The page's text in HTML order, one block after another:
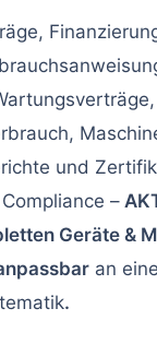
und
–
Geräte &
an
.